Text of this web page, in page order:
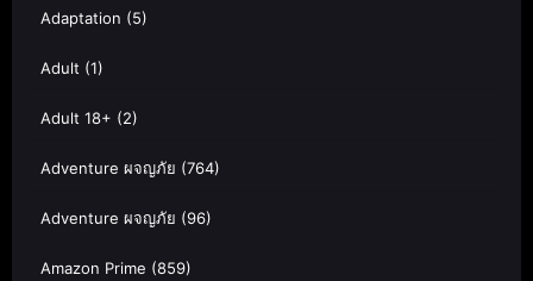
Adaptation (5)
Adult (1)
Adult 18+ (2)
Adventure ผจญภัย (764)
Adventure ผจญภัย (96)
Amazon Prime (859)